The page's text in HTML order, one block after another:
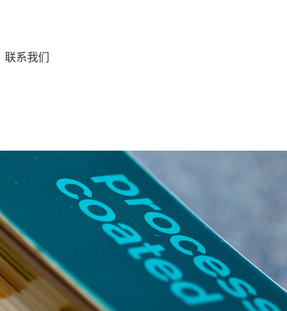
联系我们